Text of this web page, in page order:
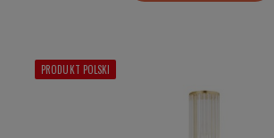
PRODUKT POLSKI